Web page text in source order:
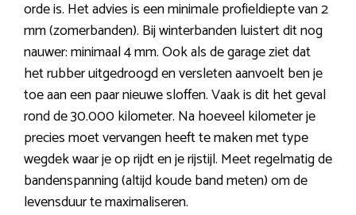
orde is. Het advies is een minimale profieldiepte van 2
mm (zomerbanden). Bij winterbanden luistert dit nog
nauwer: minimaal 4 mm. Ook als de garage ziet dat
het rubber uitgedroogd en versleten aanvoelt ben je
toe aan een paar nieuwe sloffen. Vaak is dit het geval
rond de 30.000 kilometer. Na hoeveel kilometer je
precies moet vervangen heeft te maken met type
wegdek waar je op rijdt en je rijstijl. Meet regelmatig de
bandenspanning (altijd koude band meten) om de
levensduur te maximaliseren.